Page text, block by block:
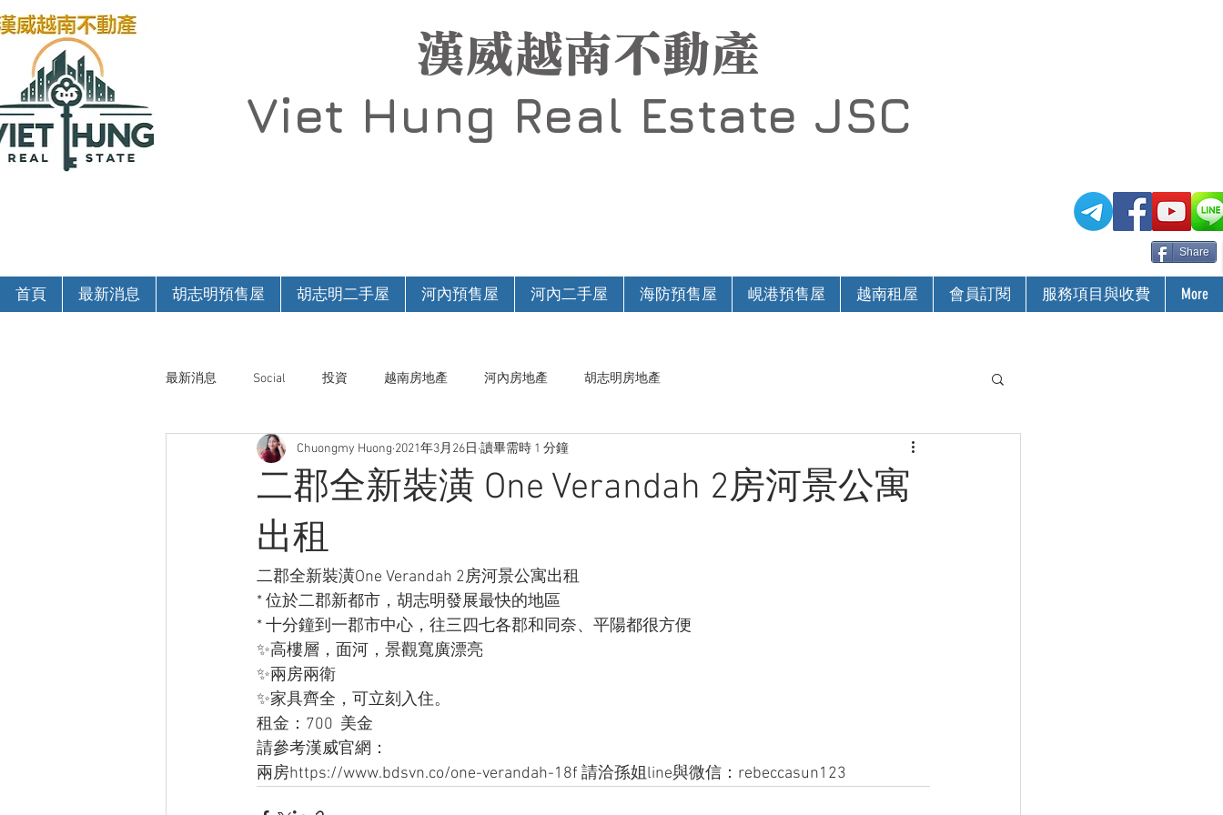
漢威越南不動產
Viet Hung Real Estate JSC
Share
首頁 最新消息 胡志明預售屋 胡志明二手屋 河內預售屋 河內二手屋 海防預售屋 峴港預售屋 越南租屋 會員訂閱 服務項目與收費 More
最新消息 Social 投資 越南房地產 河內房地產 胡志明房地產
二郡全新裝潢 One Verandah 2房河景公寓
出租
Chuongmy Huong 2021年3月26日 讀畢需時 1 分鐘
二郡全新裝潢One Verandah 2房河景公寓出租
* 位於二郡新都市，胡志明發展最快的地區
* 十分鐘到一郡市中心，往三四七各郡和同奈、平陽都很方便
✨高樓層，面河，景觀寬廣漂亮
✨兩房兩衛
✨家具齊全，可立刻入住。
租金：700  美金
請參考漢威官網：
兩房https://www.bdsvn.co/one-verandah-18f 請洽孫姐line與微信：rebeccasun123